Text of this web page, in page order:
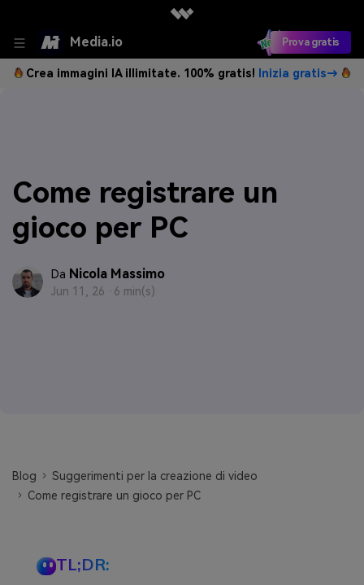
Media.io Prova gratis
Crea immagini IA illimitate. 100% gratis! Inizia gratis→
Come registrare un
gioco per PC
Da Nicola Massimo
Jun 11, 26 · 6 min(s)
Blog
Suggerimenti per la creazione di video
Come registrare un gioco per PC
TL;DR: